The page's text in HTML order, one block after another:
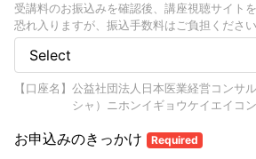
受講料のお振込みを確認後、講座視聴サイト
恐れ入りますが、振込手数料はご負担ください
【口座名】公益社団法人日本医業経営コンサ
シャ）ニホンイギョウケイエイコンサ
お申込みのきっかけ Required